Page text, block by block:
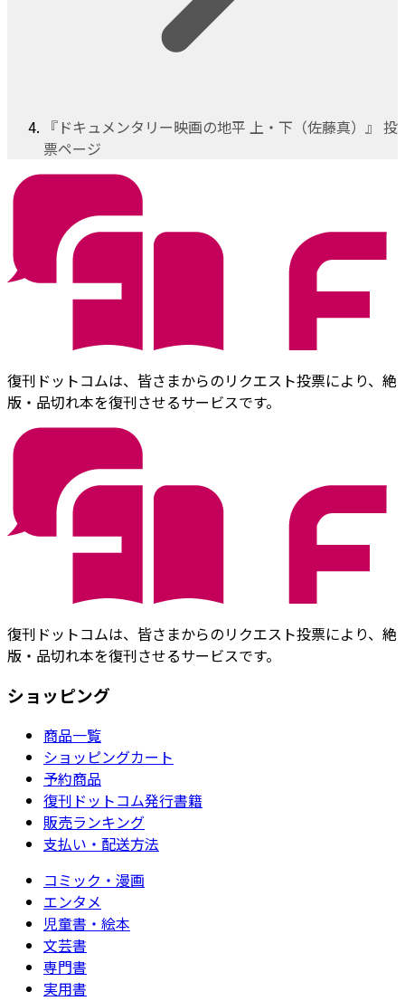
『ドキュメンタリー映画の地平 上・下（佐藤真）』 投
票ページ
復刊ドットコムは、皆さまからのリクエスト投票により、絶
版・品切れ本を復刊させるサービスです。
復刊ドットコムは、皆さまからのリクエスト投票により、絶
版・品切れ本を復刊させるサービスです。
ショッピング
商品一覧
ショッピングカート
予約商品
復刊ドットコム発行書籍
販売ランキング
支払い・配送方法
コミック・漫画
エンタメ
児童書・絵本
文芸書
専門書
実用書